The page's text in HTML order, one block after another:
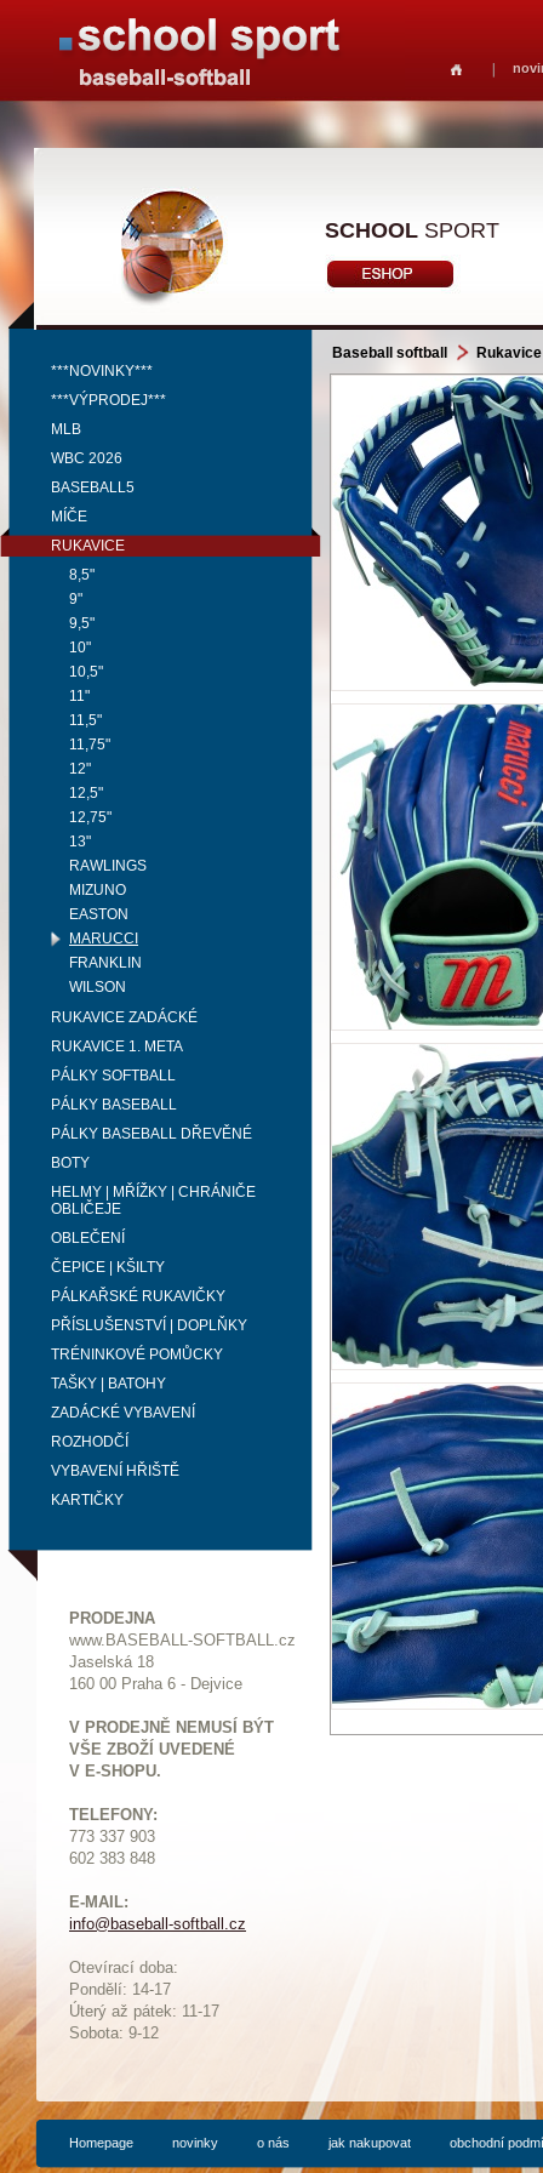
SCHOOL SPORT
***NOVINKY***
***VÝPRODEJ***
MLB
WBC 2026
BASEBALL5
MÍČE
RUKAVICE
8,5"
9"
9,5"
10"
10,5"
11"
11,5"
11,75"
12"
12,5"
12,75"
13"
RAWLINGS
MIZUNO
EASTON
MARUCCI
FRANKLIN
WILSON
RUKAVICE ZADÁCKÉ
RUKAVICE 1. META
PÁLKY SOFTBALL
PÁLKY BASEBALL
PÁLKY BASEBALL DŘEVĚNÉ
BOTY
HELMY | MŘÍŽKY | CHRÁNIČE
OBLIČEJE
OBLEČENÍ
ČEPICE | KŠILTY
PÁLKAŘSKÉ RUKAVIČKY
PŘÍSLUŠENSTVÍ | DOPLŇKY
TRÉNINKOVÉ POMŮCKY
TAŠKY | BATOHY
ZADÁCKÉ VYBAVENÍ
ROZHODČÍ
VYBAVENÍ HŘIŠTĚ
KARTIČKY
PRODEJNA
www.BASEBALL-SOFTBALL.cz
Jaselská 18
160 00 Praha 6 - Dejvice
V PRODEJNĚ NEMUSÍ BÝT
VŠE ZBOŽÍ UVEDENÉ
V E-SHOPU.
TELEFONY:
773 337 903
602 383 848
E-MAIL:
info@baseball-softball.cz
Otevírací doba:
Pondělí: 14-17
Úterý až pátek: 11-17
Sobota: 9-12
Baseball softball Rukavice
Homepage novinky o nás jak nakupovat obchodní